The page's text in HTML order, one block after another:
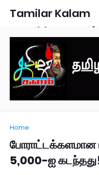
Tamilar Kalam
Monthly
Home
போராட்டக்களமான
5,000-ஐ